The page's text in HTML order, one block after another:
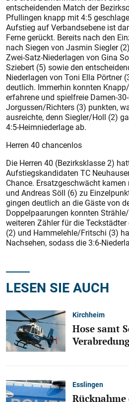
entscheidenden Match der
Pfullingen knapp mit 4:5
Aufstieg auf Verbandsebene ist
Ferne gerückt. Bereits nach den
nach Siegen von Jasmin Siegler
Zwei-Satz-Niederlagen von Gina
Sziebert (5) sowie den
Niederlagen von Toni Ella Pörtner
deutlich. Immerhin konnten
erfahrene und spielfreie Damen-
Jorgussen/Richters (3) punkten,
ausreichte, denn Siegler/Holl (2)
4:5-Heimniederlage ab.
Herren 40 chancenlos
Die Herren 40 (Bezirksklasse 2)
Aufstiegskandidaten TC
Chance. Ersatzgeschwächt
und Andreas Söll (6) zu
gingen deutlich an die Gäste von
Doppelpaarungen konnten
weiteren Zähler für die
(2) und Hammelehle/Fritschi (3)
Nachsehen, sodass die 3:6-
LESEN SIE AUCH
Kirchheim
Hose samt
Esslingen
Rücknahme